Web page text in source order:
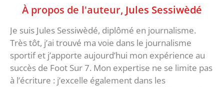
À propos de l'auteur, Jules Sessiwèdé
Je suis Jules Sessiwèdé, diplômé en journalisme.
Très tôt, j’ai trouvé ma voie dans le journalisme
sportif et j’apporte aujourd’hui mon expérience au
succès de Foot Sur 7. Mon expertise ne se limite pas
à l’écriture : j’excelle également dans les